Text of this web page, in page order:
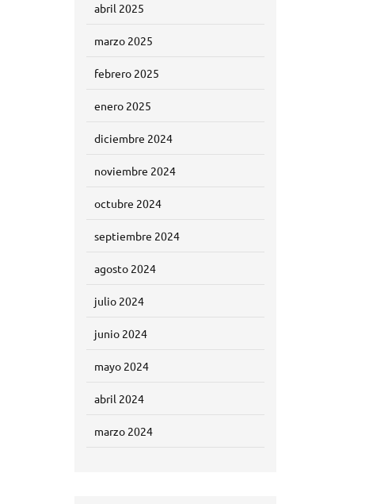
abril 2025
marzo 2025
febrero 2025
enero 2025
diciembre 2024
noviembre 2024
octubre 2024
septiembre 2024
agosto 2024
julio 2024
junio 2024
mayo 2024
abril 2024
marzo 2024